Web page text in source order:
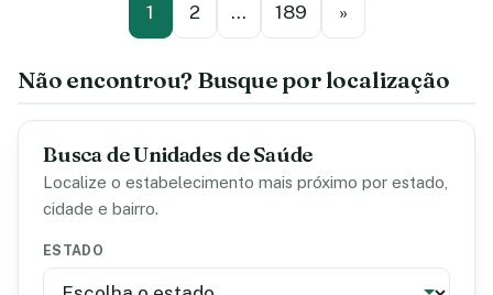
1 2 … 189 »
Não encontrou? Busque por localização
Busca de Unidades de Saúde
Localize o estabelecimento mais próximo por estado,
cidade e bairro.
ESTADO